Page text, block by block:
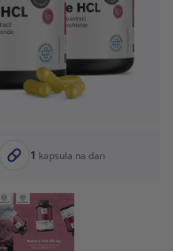
1 kapsula na dan